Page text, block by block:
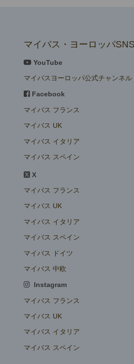
マイバス・ヨーロッパ
YouTube
マイバスヨーロッパ公式チャンネル
Facebook
マイバス フランス
マイバス UK
マイバス イタリア
マイバス スペイン
X
マイバス フランス
マイバス UK
マイバス イタリア
マイバス スペイン
マイバス ドイツ
マイバス 中欧
Instagram
マイバス フランス
マイバス UK
マイバス イタリア
マイバス スペイン